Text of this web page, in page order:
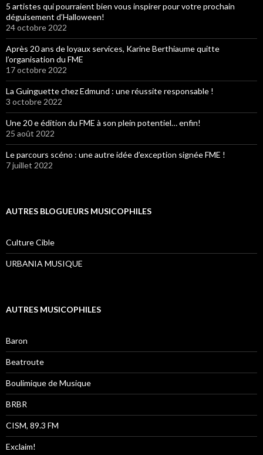
5 artistes qui pourraient bien vous inspirer pour votre prochain
déguisement d’Halloween!
24 octobre 2022
Après 20 ans de loyaux services, Karine Berthiaume quitte
l’organisation du FME
17 octobre 2022
La Guinguette chez Edmund : une réussite responsable !
3 octobre 2022
Une 20 e édition du FME à son plein potentiel… enfin!
25 août 2022
Le parcours scéno : une autre idée d’exception signée FME !
7 juillet 2022
AUTRES BLOGUEURS MUSICOPHILES
Culture Cible
URBANIA MUSIQUE
AUTRES MUSICOPHILES
Baron
Beatroute
Boulimique de Musique
BRBR
CISM, 89.3 FM
Exclaim!